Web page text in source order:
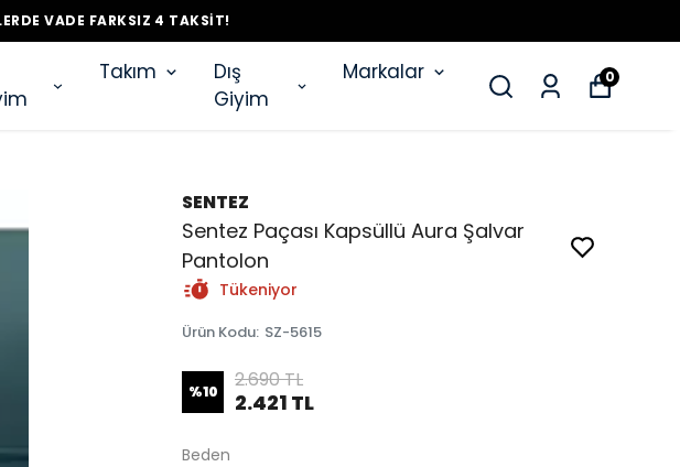
VADE FARKSIZ 4 TAKSIT!
Takım
Dış
Giyim
Markalar 0
SENTEZ
Sentez Paçası Kapsüllü Aura Şalvar
Pantolon
Tükeniyor
Ürün Kodu: SZ-5615
%10 2.690 TL
2.421 TL
Beden